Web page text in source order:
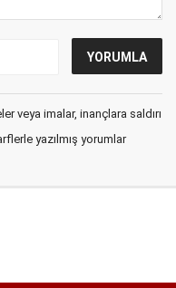
veya imalar, inançlara saldırı
yazılmış yorumlar